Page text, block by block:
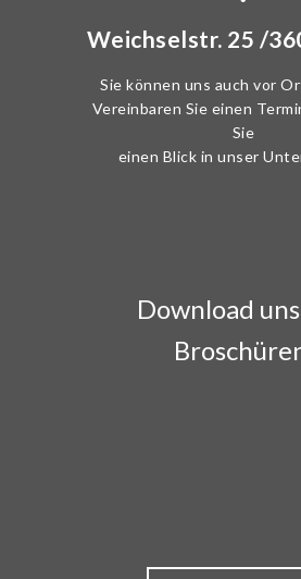
Weichselstr. 25 /
Sie können uns auch vor
Vereinbaren Sie einen
Sie
einen Blick in unser
Download